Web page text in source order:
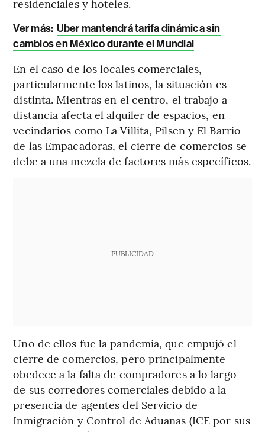
residenciales y hoteles.
Ver más: Uber mantendrá tarifa dinámica sin
cambios en México durante el Mundial
En el caso de los locales comerciales,
particularmente los latinos, la situación es
distinta. Mientras en el centro, el trabajo a
distancia afecta el alquiler de espacios, en
vecindarios como La Villita, Pilsen y El Barrio
de las Empacadoras, el cierre de comercios se
debe a una mezcla de factores más específicos.
PUBLICIDAD
Uno de ellos fue la pandemia, que empujó el
cierre de comercios, pero principalmente
obedece a la falta de compradores a lo largo
de sus corredores comerciales debido a la
presencia de agentes del Servicio de
Inmigración y Control de Aduanas (ICE por sus